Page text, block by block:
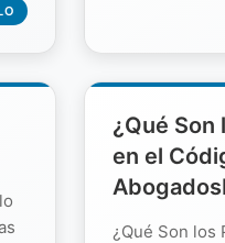
¿Qué
en el
¿Qué Son los